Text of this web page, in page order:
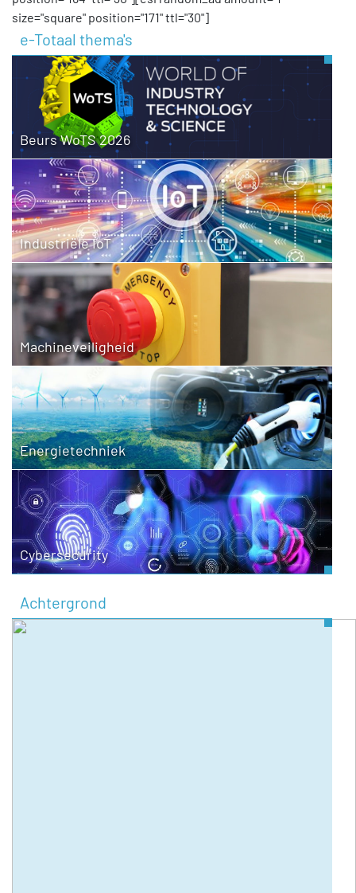
size="square" position="171" ttl="30"]
e-Totaal thema's
Beurs WoTS 2026
Industriële IoT
Machineveiligheid
Energietechniek
Cybersecurity
Achtergrond